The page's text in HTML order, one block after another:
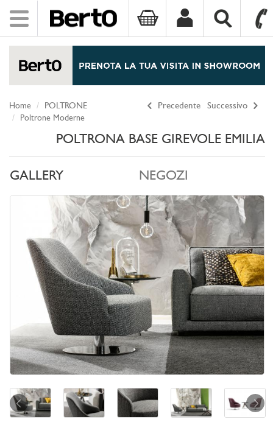
Toggle
navigation
Precedente Successivo
Home
POLTRONE
Poltrone Moderne
POLTRONA BASE GIREVOLE EMILIA
GALLERY NEGOZI